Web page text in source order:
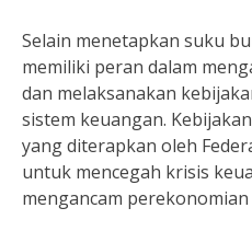
Selain menetapkan suku
memiliki peran dalam
dan melaksanakan
sistem keuangan.
yang diterapkan oleh
untuk mencegah krisis
mengancam